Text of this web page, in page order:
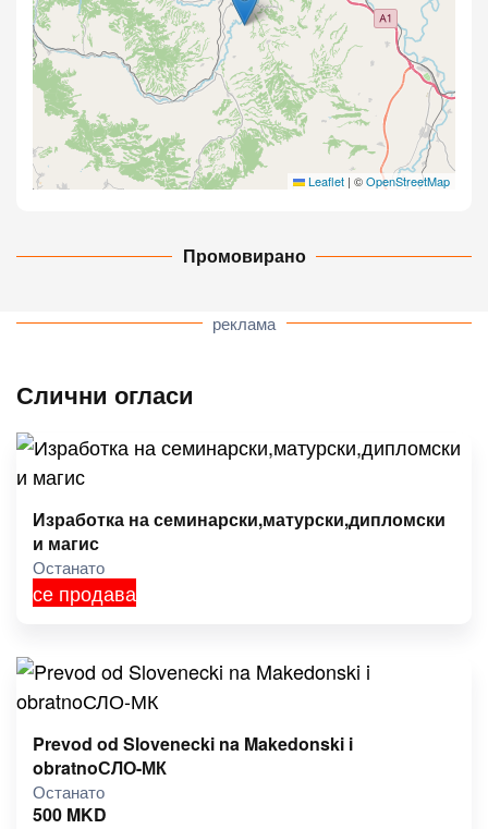
Leaflet | ©OpenStreetMap
Промовирано
реклама
Слични огласи
Изработка на семинарски,матурски,дипломски
и магис
Останато
се продава
Prevod od Slovenecki na Makedonski i
obratnoСЛО-МК
Останато
500 MKD